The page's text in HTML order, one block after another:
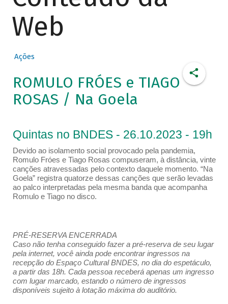
Web
Ações
ROMULO FRÓES e TIAGO
ROSAS / Na Goela
Quintas no BNDES - 26.10.2023 - 19h
Devido ao isolamento social provocado pela pandemia,
Romulo Fróes e Tiago Rosas compuseram, à distância, vinte
canções atravessadas pelo contexto daquele momento. “Na
Goela” registra quatorze dessas canções que serão levadas
ao palco interpretadas pela mesma banda que acompanha
Romulo e Tiago no disco.
PRÉ-RESERVA ENCERRADA
Caso não tenha conseguido fazer a pré-reserva de seu lugar
pela internet, você ainda pode encontrar ingressos na
recepção do Espaço Cultural BNDES, no dia do espetáculo,
a partir das 18h. Cada pessoa receberá apenas um ingresso
com lugar marcado, estando o número de ingressos
disponíveis sujeito à lotação máxima do auditório.